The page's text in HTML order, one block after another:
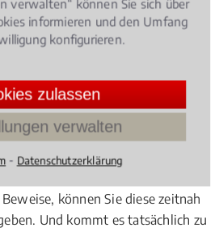
internationalen Fonds, dessen
hauptsächlich von
werden, sollten Sie sich ganz
klare Vorteile: Vor-
Gegenseite sind schnell
dazu noch kurzfristig
Anwalt notwendig, haben
können Sie diese zeitnah
Und kommt es tatsächlich zu
verwalten“ können Sie sich über
informieren und den Umfang
konfigurieren.
zulassen
verwalten
⁃ Datenschutzerklärung